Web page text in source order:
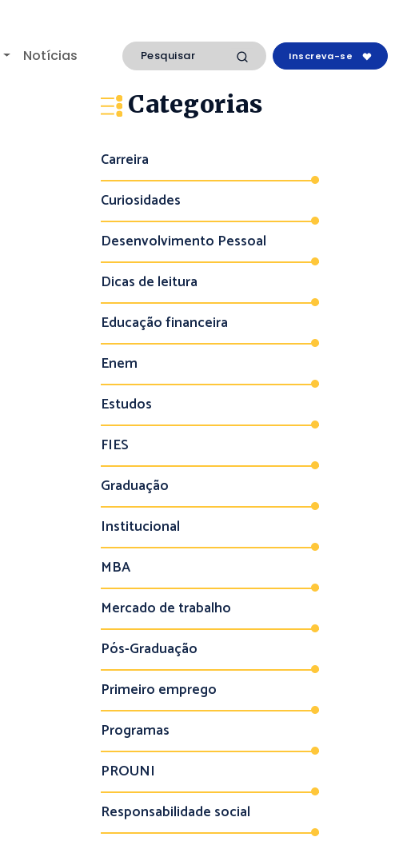
Notícias Inscreva-se
Categorias
Carreira
Curiosidades
Desenvolvimento Pessoal
Dicas de leitura
Educação financeira
Enem
Estudos
FIES
Graduação
Institucional
MBA
Mercado de trabalho
Pós-Graduação
Primeiro emprego
Programas
PROUNI
Responsabilidade social